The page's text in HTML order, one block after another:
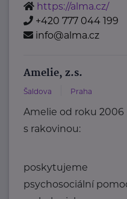
https://alma.cz/
+420 777 044 199
info@alma.cz
Amelie, z.s.
Šaldova Praha
Amelie od roku
s rakovinou:
poskytujeme
psychosociální